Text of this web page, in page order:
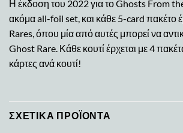
Η έκδοση του 2022 για το Ghosts From
ακόμα all-foil set, και κάθε 5-card πακέτο
Rares, όπου μία από αυτές μπορεί να
Ghost Rare. Κάθε κουτί έρχεται με 4
κάρτες ανά κουτί!
ΣΧΕΤΙΚΆ ΠΡΟΪΌΝΤΑ